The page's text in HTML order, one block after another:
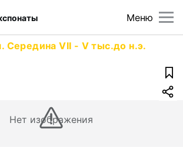
Меню
Середина VII - V тыс.до н.э.
Нет изображения